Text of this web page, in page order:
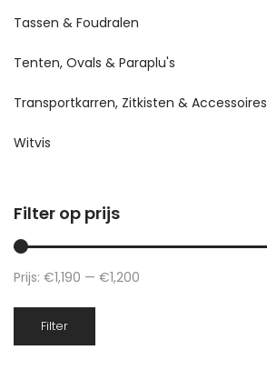
Tassen & Foudralen
Tenten, Ovals & Paraplu's
Transportkarren, Zitkisten & Accessoires
Witvis
Filter op prijs
Filter
Prijs: €1,190 — €1,200